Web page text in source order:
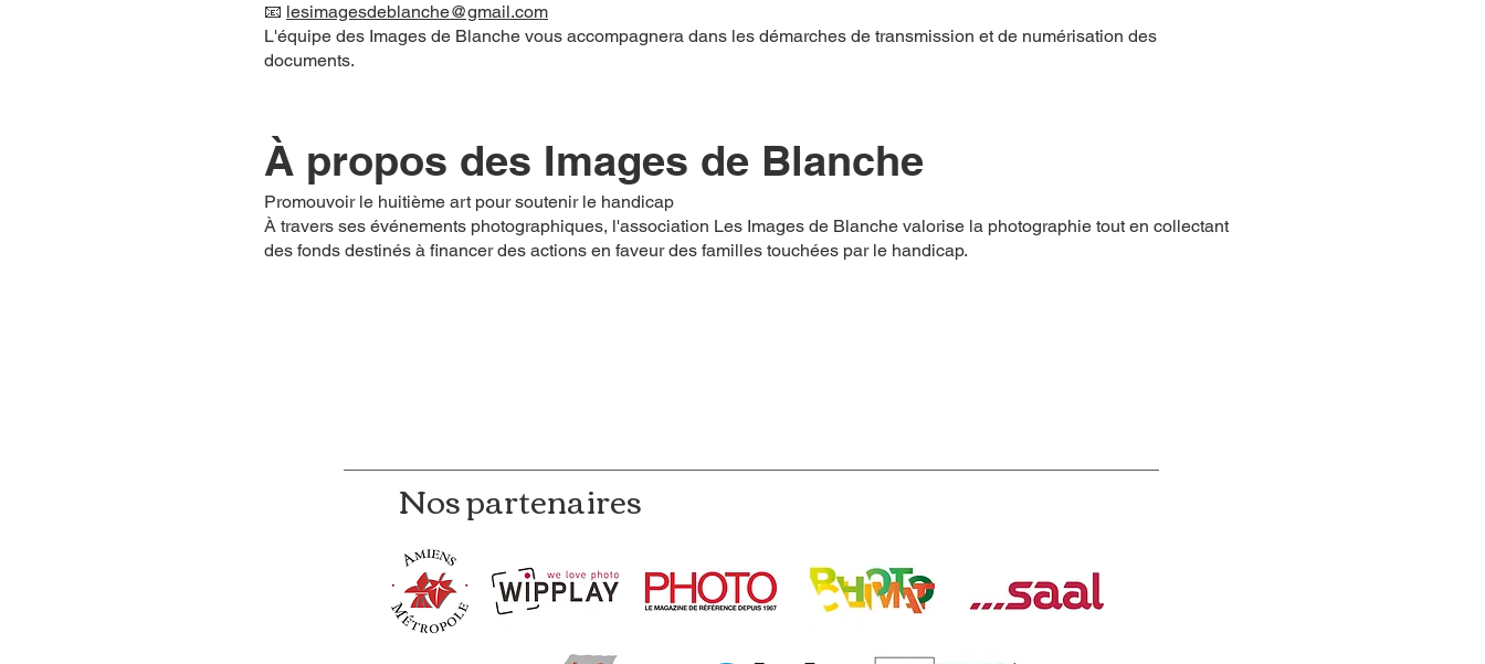
📧 lesimagesdeblanche@gmail.com
L'équipe des Images de Blanche vous accompagnera dans les démarches de transmission et de numérisation des
documents.
À propos des Images de Blanche
Promouvoir le huitième art pour soutenir le handicap
À travers ses événements photographiques, l'association Les Images de Blanche valorise la photographie tout en collectant
des fonds destinés à financer des actions en faveur des familles touchées par le handicap.
Nos partenaires